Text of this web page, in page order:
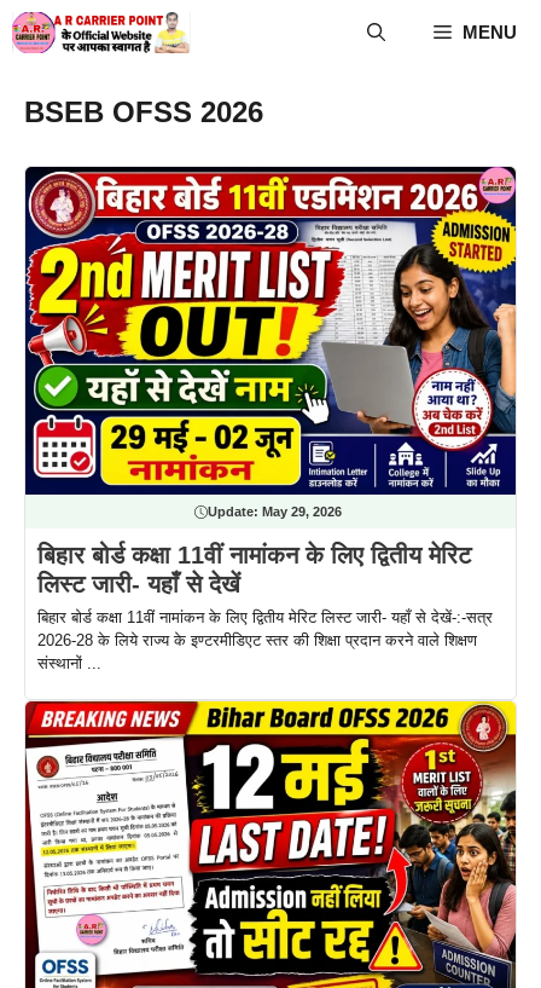
Skip
to
MENU
BSEB OFSS 2026
Update: May 29, 2026
बिहार बोर्ड कक्षा 11वीं नामांकन के लिए द्वितीय मेरिट
लिस्ट जारी- यहाँ से देखें
बिहार बोर्ड कक्षा 11वीं नामांकन के लिए द्वितीय मेरिट लिस्ट जारी- यहाँ से देखें-:-सत्र
2026-28 के लिये राज्य के इण्टरमीडिएट स्तर की शिक्षा प्रदान करने वाले शिक्षण
संस्थानों ...